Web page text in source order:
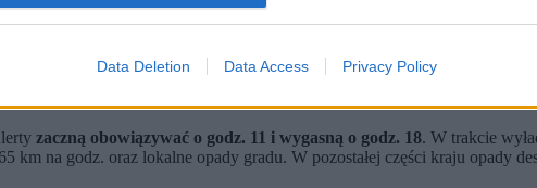
Data Deletion Data Access Privacy Policy
się pod wpływem wyżu przemieszczającego się nad Bałtyk, jednak
morskie, co skutkuje dużym zachmurzeniem i umiarkowanymi
zaczną obowiązywać o godz. 11 i wygasną o godz. 18. W trakcie
na godz. oraz lokalne opady gradu. W pozostałej części kraju opady